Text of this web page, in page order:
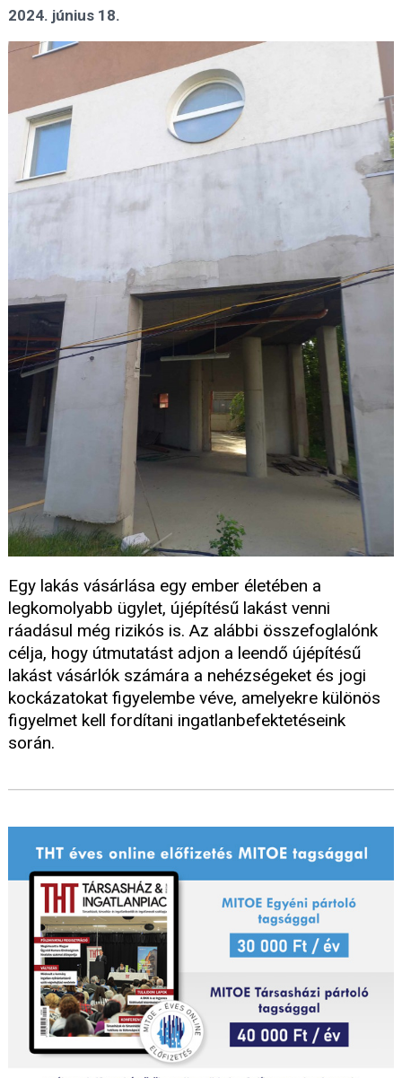
2024. június 18.
Egy lakás vásárlása egy ember életében a
legkomolyabb ügylet, újépítésű lakást venni
ráadásul még rizikós is. Az alábbi összefoglalónk
célja, hogy útmutatást adjon a leendő újépítésű
lakást vásárlók számára a nehézségeket és jogi
kockázatokat figyelembe véve, amelyekre különös
figyelmet kell fordítani ingatlanbefektetéseink
során.